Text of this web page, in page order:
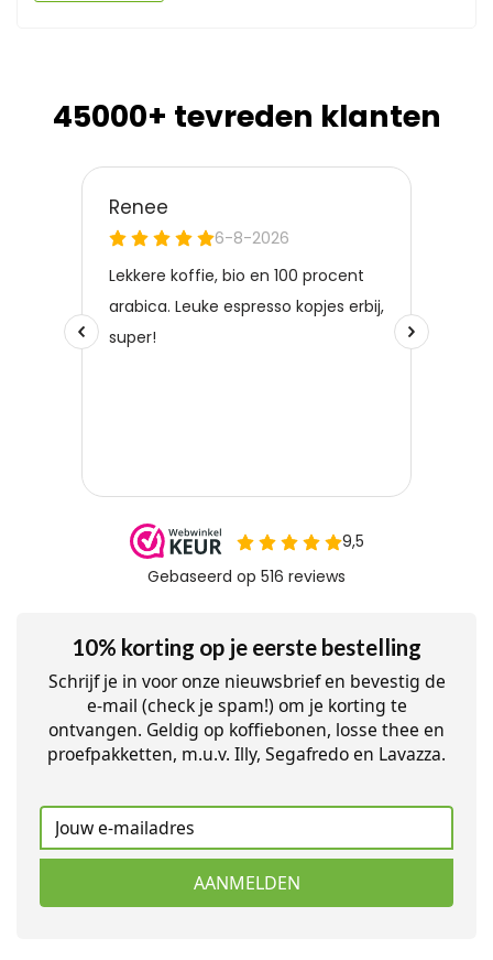
45000+ tevreden klanten
10% korting op je eerste bestelling
Schrijf je in voor onze nieuwsbrief en bevestig de
e-mail (check je spam!) om je korting te
ontvangen. Geldig op koffiebonen, losse thee en
proefpakketten, m.u.v. Illy, Segafredo en Lavazza.
AANMELDEN